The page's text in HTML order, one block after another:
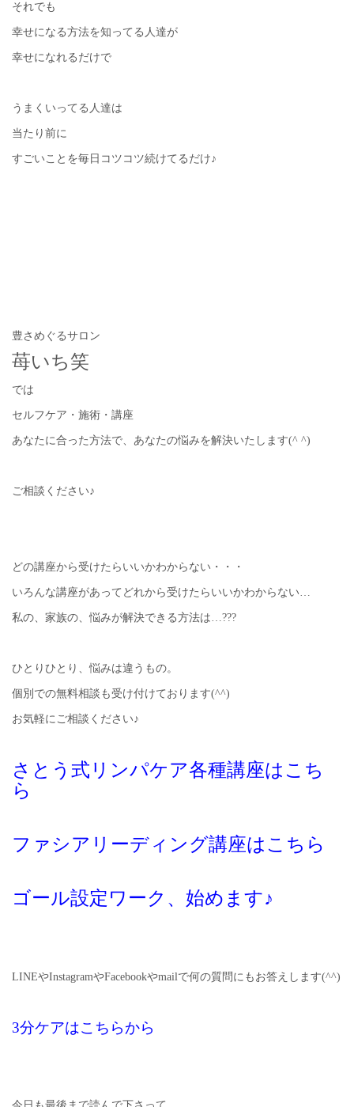
それでも
幸せになる方法を知ってる人達が
幸せになれるだけで
うまくいってる人達は
当たり前に
すごいことを毎日コツコツ続けてるだけ♪
豊さめぐるサロン
苺いち笑
では
セルフケア・施術・講座
あなたに合った方法で、あなたの悩みを解決いたします(^ ^)
ご相談ください♪
どの講座から受けたらいいかわからない・・・
いろんな講座があってどれから受けたらいいかわからない…
私の、家族の、悩みが解決できる方法は…???
ひとりひとり、悩みは違うもの。
個別での無料相談も受け付けております(^^)
お気軽にご相談ください♪
さとう式リンパケア各種講座はこち
ら
ファシアリーディング講座はこちら
ゴール設定ワーク、始めます♪
LINEやInstagramやFacebookやmailで何の質問にもお答えします(^^)
3分ケアはこちらから